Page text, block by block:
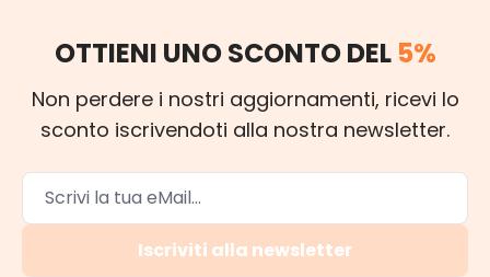
OTTIENI UNO SCONTO DEL 5%
Non perdere i nostri aggiornamenti, ricevi lo
sconto iscrivendoti alla nostra newsletter.
Iscriviti alla newsletter